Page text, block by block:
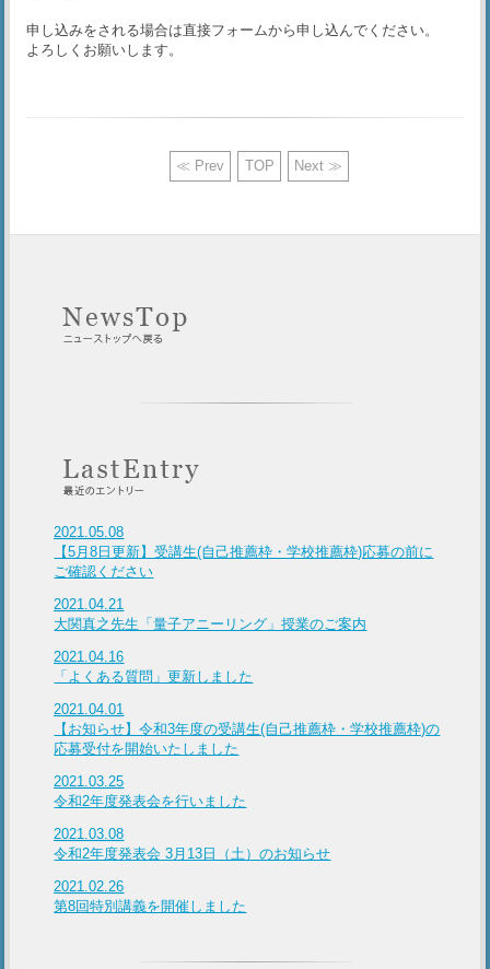
申し込みをされる場合は直接フォームから申し込んでください。
よろしくお願いします。
≪ Prev TOP Next ≫
2021.05.08
【5月8日更新】受講生(自己推薦枠・学校推薦枠)応募の前に
ご確認ください
2021.04.21
大関真之先生「量子アニーリング」授業のご案内
2021.04.16
「よくある質問」更新しました
2021.04.01
【お知らせ】令和3年度の受講生(自己推薦枠・学校推薦枠)の
応募受付を開始いたしました
2021.03.25
令和2年度発表会を行いました
2021.03.08
令和2年度発表会 3月13日（土）のお知らせ
2021.02.26
第8回特別講義を開催しました